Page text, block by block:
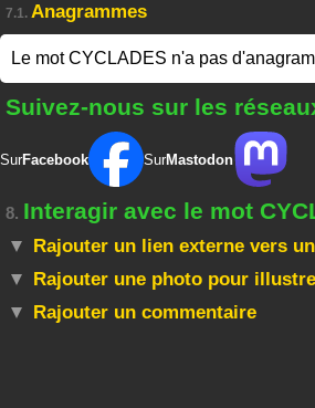
7.1. Anagrammes
Le mot CYCLADES n'a pas
Suivez-nous sur les
SurFacebook SurMastodon
8. Interagir avec le mot
Rajouter un lien externe vers
Rajouter une photo pour
Rajouter un commentaire